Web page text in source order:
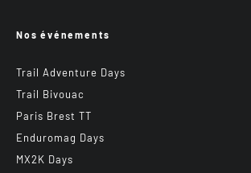
Nos événements
Trail Adventure Days
Trail Bivouac
Paris Brest TT
Enduromag Days
MX2K Days